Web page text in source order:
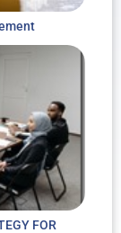
FOR